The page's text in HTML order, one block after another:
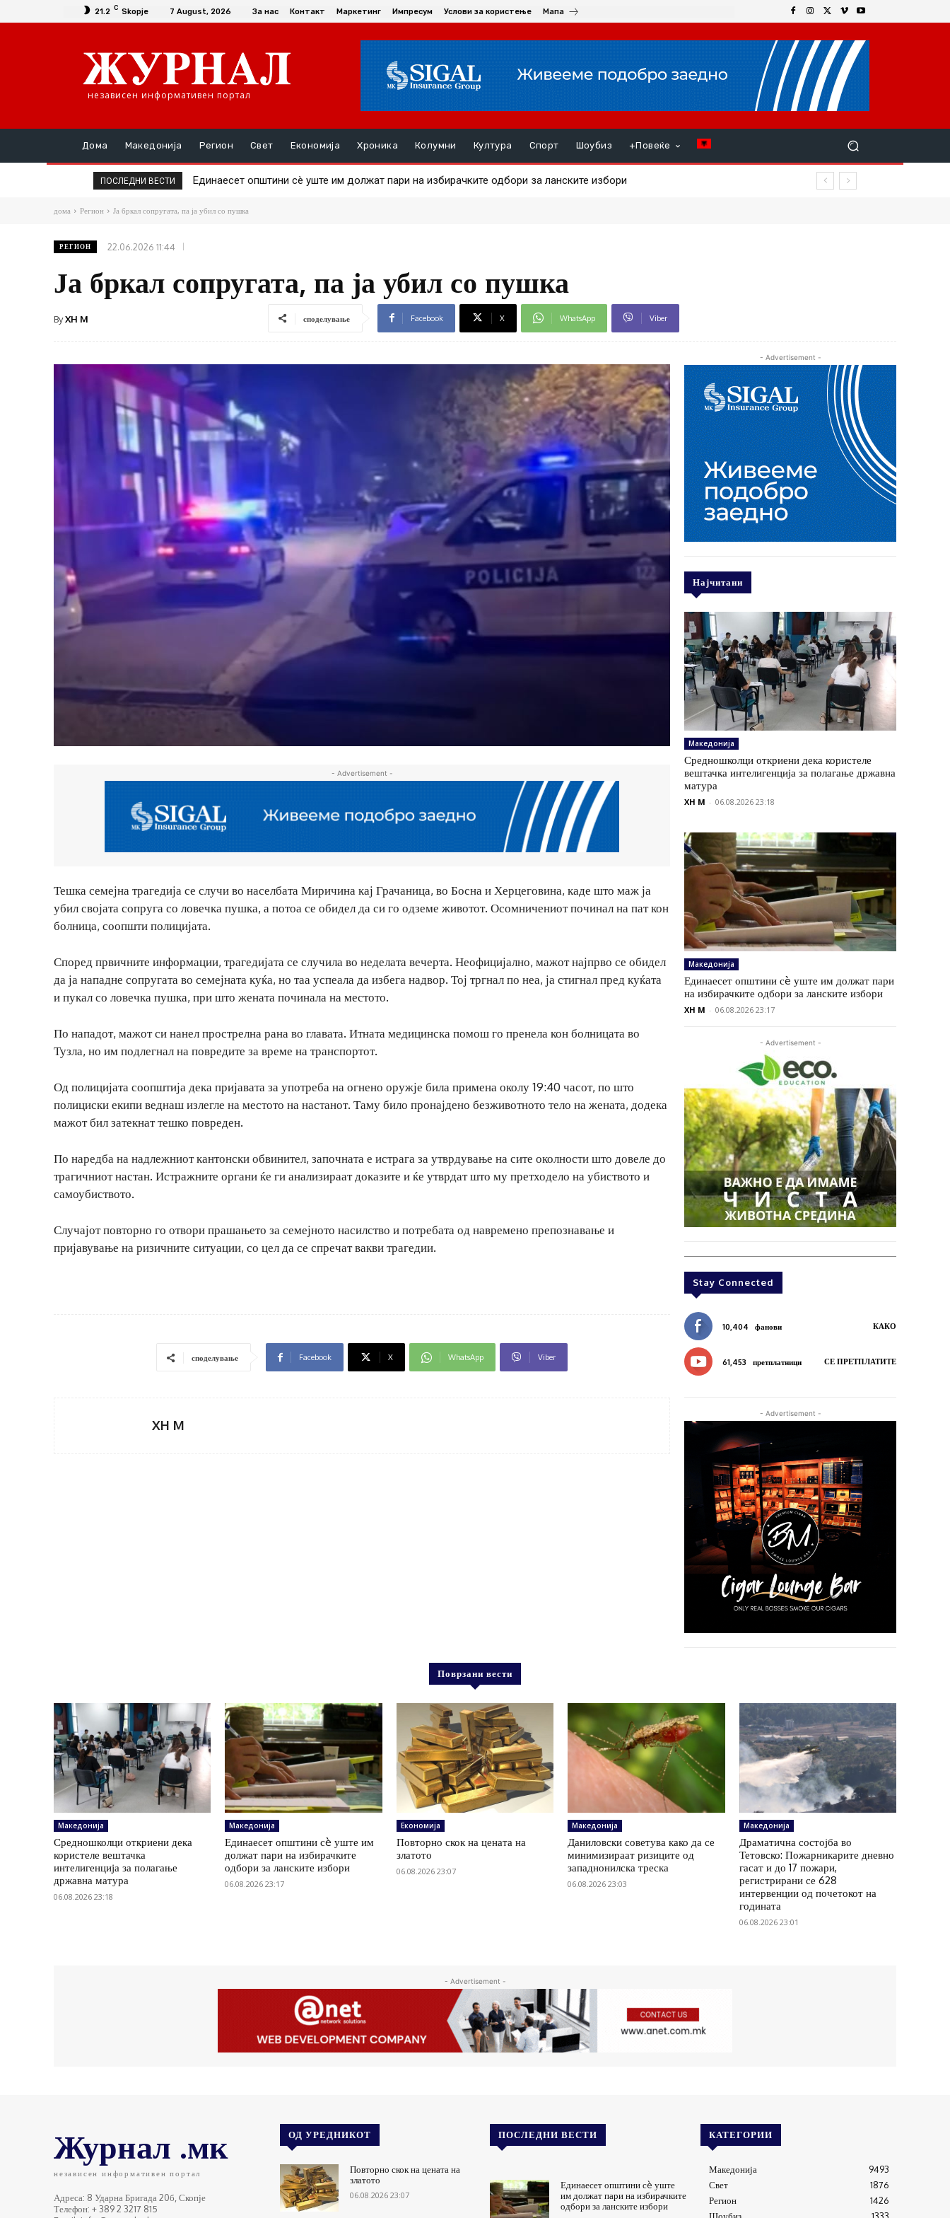
21.2 C Skopje 7 August, 2026 За нас Контакт Маркетинг Импресум Услови за користење Мапа
независен информативен портал
Дома Македонија Регион Свет Економија Хроника Колумни Култура Спорт Шоубиз +Повеќе
ПОСЛЕДНИ ВЕСТИ Повторно скок на цената на златото
дома Регион Ја бркал сопругата, па ја убил со пушка
РЕГИОН 22.06.2026 11:44
Ја бркал сопругата, па ја убил со пушка
ByXH M споделување Facebook X WhatsApp Viber
- Advertisement -
Тешка семејна трагедија се случи во населбата Миричина кај Грачаница, во Босна и Херцеговина, каде што маж ја
убил својата сопруга со ловечка пушка, а потоа се обидел да си го одземе животот. Осомничениот починал на пат кон
болница, соопшти полицијата.
Според првичните информации, трагедијата се случила во неделата вечерта. Неофицијално, мажот најпрво се обидел
да ја нападне сопругата во семејната куќа, но таа успеала да избега надвор. Тој тргнал по неа, ја стигнал пред куќата
и пукал со ловечка пушка, при што жената починала на местото.
По нападот, мажот си нанел прострелна рана во главата. Итната медицинска помош го пренела кон болницата во
Тузла, но им подлегнал на повредите за време на транспортот.
Од полицијата соопштија дека пријавата за употреба на огнено оружје била примена околу 19:40 часот, по што
полициски екипи веднаш излегле на местото на настанот. Таму било пронајдено безживотното тело на жената, додека
мажот бил затекнат тешко повреден.
По наредба на надлежниот кантонски обвинител, започната е истрага за утврдување на сите околности што довеле до
трагичниот настан. Истражните органи ќе ги анализираат доказите и ќе утврдат што му претходело на убиството и
самоубиството.
Случајот повторно го отвори прашањето за семејното насилство и потребата од навремено препознавање и
пријавување на ризичните ситуации, со цел да се спречат вакви трагедии.
споделување Facebook X WhatsApp Viber
XH M
- Advertisement -
Најчитани
Македонија
Средношколци откриени дека користеле
вештачка интелигенција за полагање државна
матура
XH M - 06.08.2026 23:18
Македонија
Единаесет општини сè уште им должат пари
на избирачките одбори за ланските избори
XH M - 06.08.2026 23:17
- Advertisement -
Stay Connected
10,404 фанови КАКО
61,453 претплатници СЕ ПРЕТПЛАТИТЕ
- Advertisement -
Поврзани вести
Македонија
Средношколци откриени дека
користеле вештачка
интелигенција за полагање
државна матура
06.08.2026 23:18
Македонија
Единаесет општини сè уште им
должат пари на избирачките
одбори за ланските избори
06.08.2026 23:17
Економија
Повторно скок на цената на
златото
06.08.2026 23:07
Македонија
Даниловски советува како да се
минимизираат ризиците од
западнонилска треска
06.08.2026 23:03
Македонија
Драматична состојба во
Тетовско: Пожарникарите дневно
гасат и до 17 пожари,
регистрирани се 628
интервенции од почетокот на
годината
06.08.2026 23:01
- Advertisement -
Журнал .мк
независен информативен портал
Адреса: 8 Ударна Бригада 20б, Скопје
Телефон: + 389 2 3217 815
ОД УРЕДНИКОТ
Повторно скок на цената на
златото
06.08.2026 23:07
ПОСЛЕДНИ ВЕСТИ
Единаесет општини сè уште
им должат пари на избирачките
одбори за ланските избори
КАТЕГОРИИ
Македонија
9493
Свет
1876
Регион
1426